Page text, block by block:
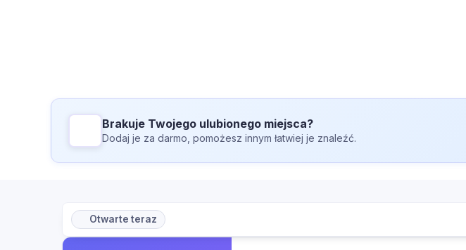
Brakuje Twojego ulubionego miejsca?
Dodaj je za darmo, pomożesz innym łatwiej je znaleźć.
Otwarte teraz